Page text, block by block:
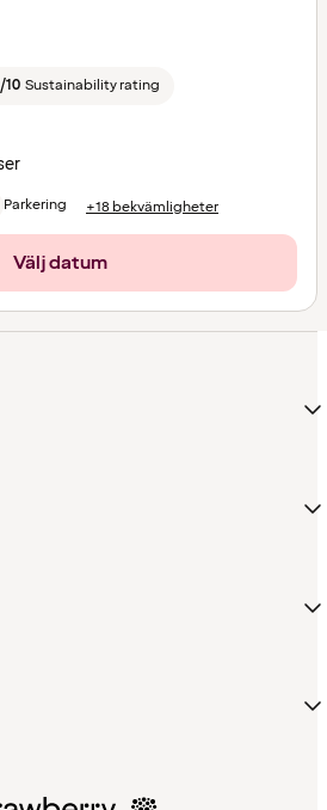
10 Sustainability rating
Parkering +18 bekvämligheter
Välj datum